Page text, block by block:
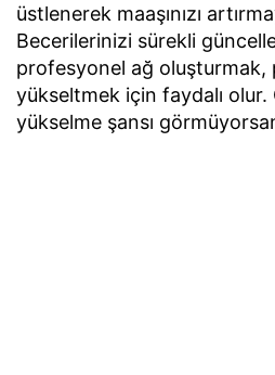
üstlenerek maaşınızı
Becerilerinizi sürekli
profesyonel ağ oluşturmak,
yükseltmek için faydalı
yükselme şansı